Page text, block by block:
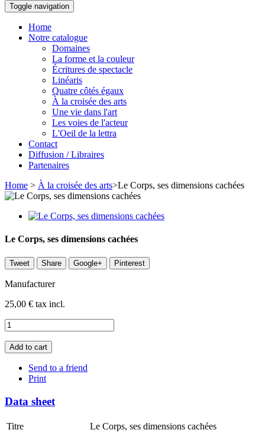
Toggle navigation
Home
Notre catalogue
Domaines
La forme et la couleur
Écritures de spectacle
Linéaris
Quatre côtés égaux
À la croisée des arts
Une vie dans l'art
Les voies de l'acteur
L'Oeil de la lettra
Contact
Diffusion / Libraires
Partenaires
Home > À la croisée des arts>Le Corps, ses dimensions cachées
Le Corps, ses dimensions cachées
Tweet Share Google+ Pinterest
Manufacturer
25,00 € tax incl.
Add to cart
Send to a friend
Print
Data sheet
Titre
Le Corps, ses dimensions cachées